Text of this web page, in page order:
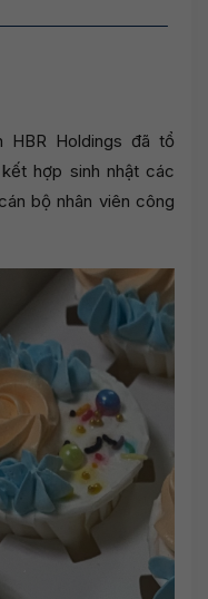
HBR Holdings đã tổ
hợp sinh nhật các
bộ nhân viên công